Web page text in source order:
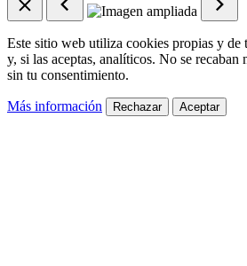
Este sitio web utiliza cookies propias y de
y, si las aceptas, analíticos. No se recaban
sin tu consentimiento.
Más información Rechazar Aceptar